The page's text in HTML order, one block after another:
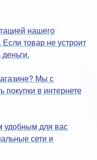
нашего
товар не устроит
Мы с
покупки в интернете
удобным для вас
сети и